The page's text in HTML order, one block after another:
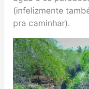
(infelizmente
pra caminhar).